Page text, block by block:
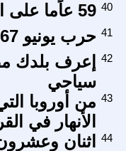
59 عاًما على احتلال هضبة الجولان 40
حرب يونيو 67 (النكسة) وإعادة تعريف فلسطين 41
إعرف بلدك
سياحي
42
من أوروبا
الأنهار في
43
44